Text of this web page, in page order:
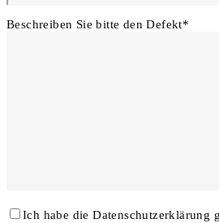
Beschreiben Sie bitte den Defekt*
Ich habe die Datenschutzerklärung